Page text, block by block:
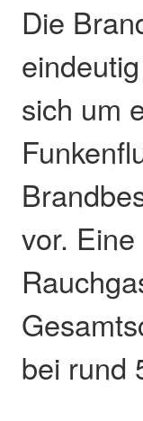
Die
sich um
vor.
bei rund